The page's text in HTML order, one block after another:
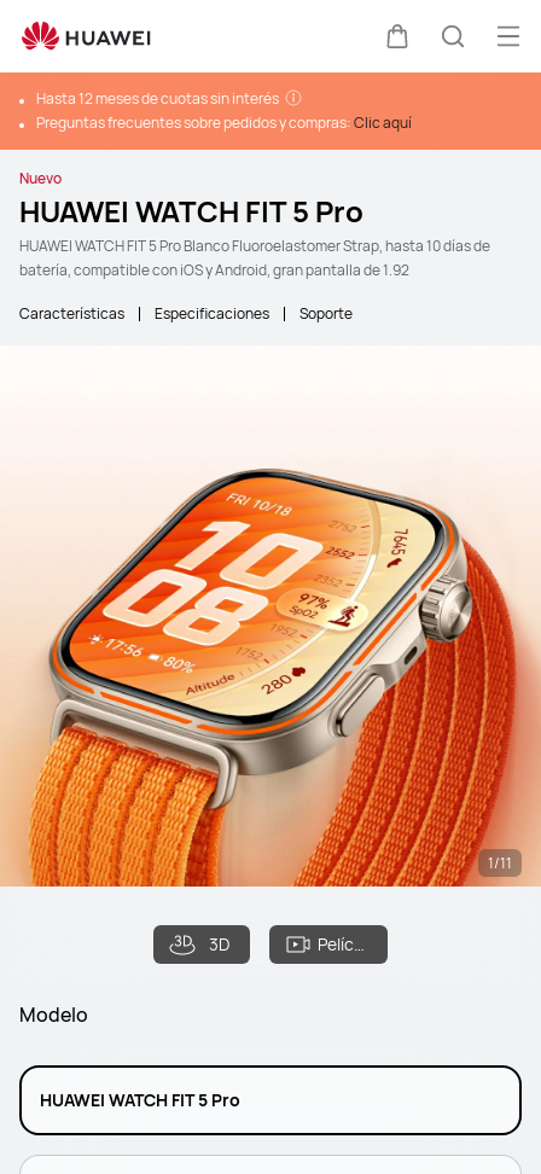
Carrito
Hasta 12 meses de cuotas sin interés
Preguntas frecuentes sobre pedidos y compras:Clic aquí
Nuevo
HUAWEI WATCH FIT 5 Pro
HUAWEI WATCH FIT 5 Pro Blanco Fluoroelastomer Strap, hasta 10 días de
batería, compatible con iOS y Android, gran pantalla de 1.92
Características Especificaciones Soporte
3D Película
1/11
Modelo
HUAWEI WATCH FIT 5 Pro